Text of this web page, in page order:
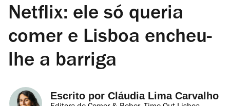
Netflix: ele só queria
comer e Lisboa encheu-
lhe a barriga
Escrito por Cláudia Lima Carvalho